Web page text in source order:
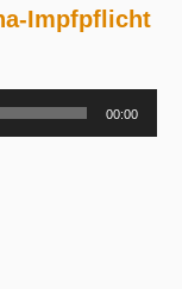
Impfpflicht
00:00